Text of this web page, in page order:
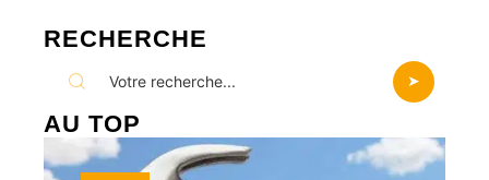
RECHERCHE
AU TOP